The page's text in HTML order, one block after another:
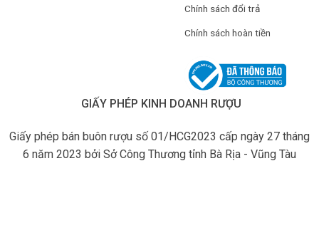
Chính sách đổi trả
Chính sách hoàn tiền
GIẤY PHÉP KINH DOANH RƯỢU
Giấy phép bán buôn rượu số 01/HCG2023 cấp ngày 27 tháng
6 năm 2023 bởi Sở Công Thương tỉnh Bà Rịa - Vũng Tàu